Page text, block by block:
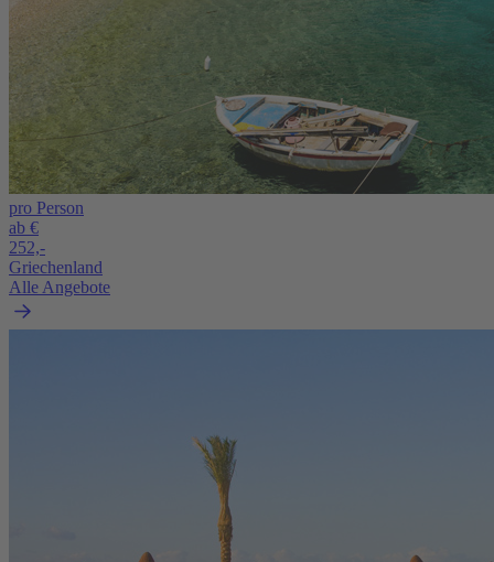
pro Person
ab €
252,-
Griechenland
Alle Angebote